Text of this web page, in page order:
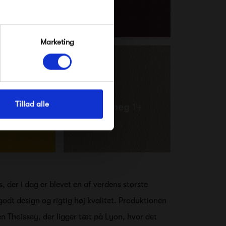
Marketing
Tillad alle
der i dag er blevet en af verdens største
design og rigtig høj kvalitet. Produktionen
Thoissey, der ligger tæt på Lyon, hvor det